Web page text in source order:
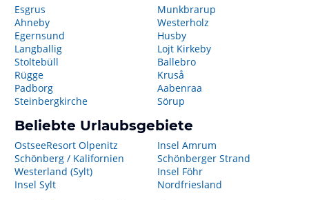
Esgrus
Ahneby
Egernsund
Langballig
Stoltebüll
Rügge
Padborg
Steinbergkirche
Munkbrarup
Westerholz
Husby
Lojt Kirkeby
Ballebro
Kruså
Aabenraa
Sörup
Beliebte Urlaubsgebiete
OstseeResort Olpenitz
Schönberg / Kalifornien
Westerland (Sylt)
Insel Sylt
Insel Amrum
Schönberger Strand
Insel Föhr
Nordfriesland